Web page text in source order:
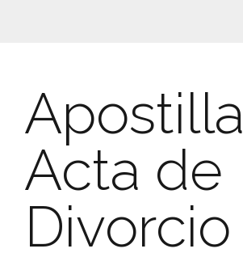
Apostilla
Acta de
Divorcio